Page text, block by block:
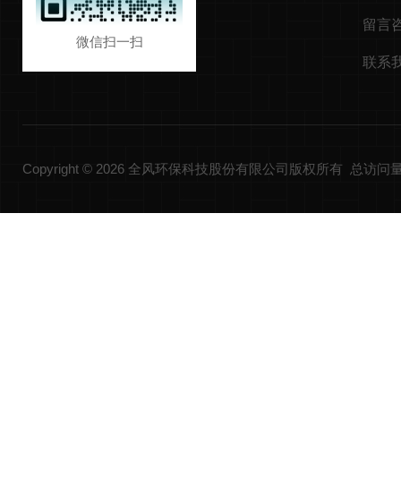
微信扫一扫
留言
联系
Copyright © 2026 全风环保科技股份有限公司版权所有 总访问